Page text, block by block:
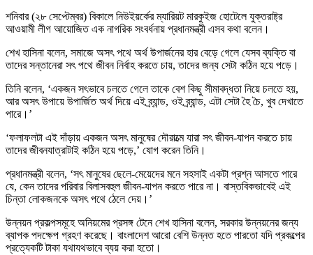
শনিবার (২৮ সেপ্টেম্বর) বিকালে নিউইয়র্কের ম্যারিয়ট মারকুইজ হোটেলে যুক্তরাষ্ট্র
আওয়ামী লীগ আয়োজিত এক নাগরিক সংবর্ধনায় প্রধানমন্ত্রী এসব কথা বলেন।
শেখ হাসিনা বলেন, সমাজে অসৎ পথে অর্থ উপার্জনের হার বেড়ে গেলে যেসব ব্যক্তি বা
তাদের সন্তানেরা সৎ পথে জীবন নির্বাহ করতে চায়, তাদের জন্য সেটা কঠিন হয়ে পড়ে।
তিনি বলেন, ‘একজন সৎভাবে চলতে গেলে তাকে বেশ কিছু সীমাবদ্ধতা নিয়ে চলতে হয়,
আর অসৎ উপায়ে উপার্জিত অর্থ দিয়ে এই ব্র্যান্ড, ওই ব্র্যান্ড, এটা সেটা হৈ চৈ, খুব দেখাতে
পারে।’
‘ফলাফলটা এই দাঁড়ায় একজন অসৎ মানুষের দৌরাত্মে যারা সৎ জীবন-যাপন করতে চায়
তাদের জীবনযাত্রাটাই কঠিন হয়ে পড়ে,’ যোগ করেন তিনি।
প্রধানমন্ত্রী বলেন, ‘সৎ মানুষের ছেলে-মেয়েদের মনে সহসাই একটা প্রশ্ন আসতে পারে
যে, কেন তাদের পরিবার বিলাসবহুল জীবন-যাপন করতে পারে না। বাস্তবিকভাবেই এই
চিন্তা লোকজনকে অসৎ পথে ঠেলে দেয়।’
উন্নয়ন প্রকল্পসমূহে অনিয়মের প্রসঙ্গ টেনে শেখ হাসিনা বলেন, সরকার উন্নয়নের জন্য
ব্যাপক পদক্ষেপ গ্রহণ করেছে। বাংলাদেশ আরো বেশি উন্নত হতে পারতো যদি প্রকল্পের
প্রত্যেকটি টাকা যথাযথভাবে ব্যয় করা হতো।